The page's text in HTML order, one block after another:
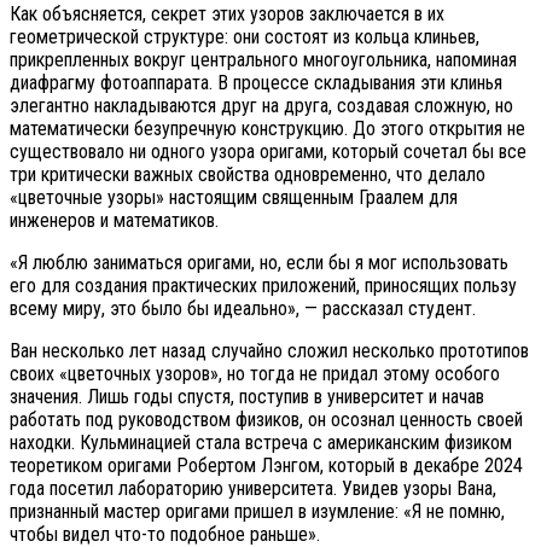
Как объясняется, секрет этих узоров заключается в их
геометрической структуре: они состоят из кольца клиньев,
прикрепленных вокруг центрального многоугольника, напоминая
диафрагму фотоаппарата. В процессе складывания эти клинья
элегантно накладываются друг на друга, создавая сложную, но
математически безупречную конструкцию. До этого открытия не
существовало ни одного узора оригами, который сочетал бы все
три критически важных свойства одновременно, что делало
«цветочные узоры» настоящим священным Граалем для
инженеров и математиков.
«Я люблю заниматься оригами, но, если бы я мог использовать
его для создания практических приложений, приносящих пользу
всему миру, это было бы идеально», — рассказал студент.
Ван несколько лет назад случайно сложил несколько прототипов
своих «цветочных узоров», но тогда не придал этому особого
значения. Лишь годы спустя, поступив в университет и начав
работать под руководством физиков, он осознал ценность своей
находки. Кульминацией стала встреча с американским физиком
теоретиком оригами Робертом Лэнгом, который в декабре 2024
года посетил лабораторию университета. Увидев узоры Вана,
признанный мастер оригами пришел в изумление: «Я не помню,
чтобы видел что-то подобное раньше».